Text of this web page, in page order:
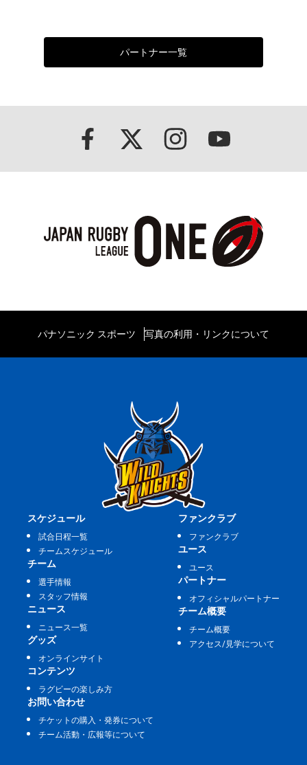
パートナー一覧
パナソニック スポーツ 写真の利用・リンクについて
スケジュール
試合日程一覧
チームスケジュール
チーム
選手情報
スタッフ情報
ニュース
ニュース一覧
グッズ
オンラインサイト
ファンクラブ
ファンクラブ
ユース
ユース
パートナー
オフィシャルパートナー
チーム概要
チーム概要
アクセス/見学について
コンテンツ
ラグビーの楽しみ方
お問い合わせ
チケットの購入・発券について
チーム活動・広報等について